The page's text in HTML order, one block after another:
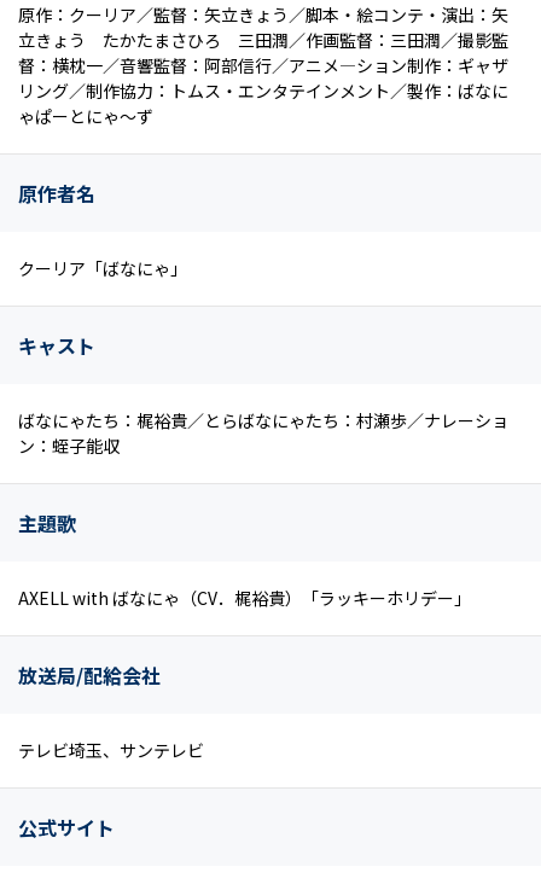
原作：クーリア／監督：矢立きょう／脚本・絵コンテ・演出：矢
立きょう たかたまさひろ 三田潤／作画監督：三田潤／撮影監
督：横枕一／音響監督：阿部信行／アニメ―ション制作：ギャザ
リング／制作協力：トムス・エンタテインメント／製作：ばなに
ゃぱーとにゃ～ず
原作者名
クーリア「ばなにゃ」
キャスト
ばなにゃたち：梶裕貴／とらばなにゃたち：村瀬歩／ナレーショ
ン：蛭子能収
主題歌
AXELL with ばなにゃ（CV．梶裕貴）「ラッキーホリデー」
放送局/配給会社
テレビ埼玉、サンテレビ
公式サイト